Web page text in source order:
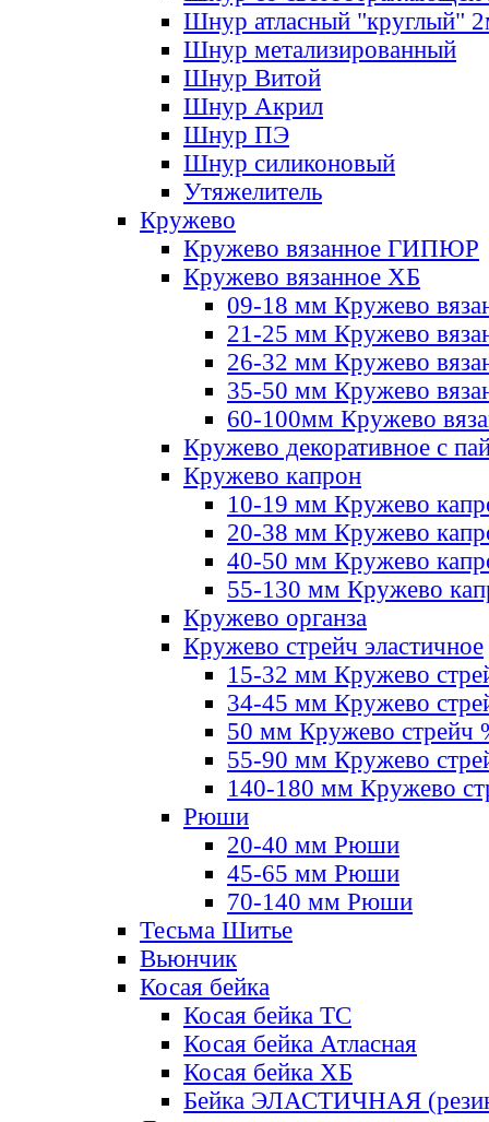
Шнур атласный "круглый"
Шнур метализированный
Шнур Витой
Шнур Акрил
Шнур ПЭ
Шнур силиконовый
Утяжелитель
Кружево
Кружево вязанное ГИПЮР
Кружево вязанное ХБ
09-18 мм Кружево
21-25 мм Кружево
26-32 мм Кружево
35-50 мм Кружево
60-100мм Кружево
Кружево декоративное с
Кружево капрон
10-19 мм Кружево
20-38 мм Кружево
40-50 мм Кружево
55-130 мм Кружево
Кружево органза
Кружево стрейч эластичное
15-32 мм Кружево
34-45 мм Кружево
50 мм Кружево стрейч
55-90 мм Кружево
140-180 мм Кружево
Рюши
20-40 мм Рюши
45-65 мм Рюши
70-140 мм Рюши
Тесьма Шитье
Вьюнчик
Косая бейка
Косая бейка ТС
Косая бейка Атласная
Косая бейка ХБ
Бейка ЭЛАСТИЧНАЯ